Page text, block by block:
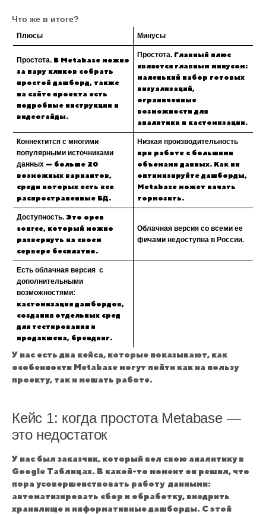
Что же в итоге?
Плюсы Минусы
Простота. В Metabase можно
за пару кликов собрать
простой дашборд, также
на сайте проекта есть
подробные инструкции и
видеогайды.
Простота. Главный плюс
является главным минусом:
маленький набор готовых
визуализаций,
ограниченные
возможности для
аналитики и кастомизации.
Коннектится с многими
популярными источниками
данных — больше 20
возможных вариантов,
среди которых есть все
распространенные БД.
Низкая производительность
при работе с большими
объемами данных. Как ни
оптимизируйте дашборды,
Metabase может начать
тормозить.
Доступность. Это open
source, который можно
развернуть на своем
сервере бесплатно.
Облачная версия со всеми ее
фичами недоступна в России.
Есть облачная версия с
дополнительными
возможностями:
кастомизация дашбордов,
создания отдельных сред
для тестирования и
продакшена, брендинг.
У нас есть два кейса, которые показывают, как
особенности Metabase могут пойти как на пользу
проекту, так и мешать работе.
Кейс 1: когда простота Metabase —
это недостаток
У нас был заказчик, который вел свою аналитику в
Google Таблицах. В какой-то момент он решил, что
пора усовершенствовать работу данными:
автоматизировать сбор и обработку, внедрить
хранилище и информативные дашборды. С этой